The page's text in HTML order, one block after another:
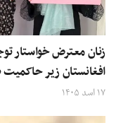
زنان معترض خواستار
افغانستان زیر
۱۷ اسد ۱۴۰۵